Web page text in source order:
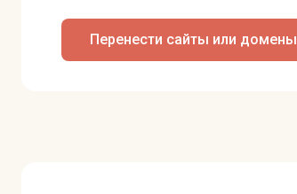
Перенести сайты или домены